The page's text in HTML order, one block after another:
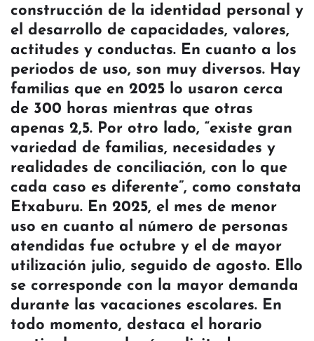
construcción de la identidad personal y
el desarrollo de capacidades, valores,
actitudes y conductas. En cuanto a los
periodos de uso, son muy diversos. Hay
familias que en 2025 lo usaron cerca
de 300 horas mientras que otras
apenas 2,5. Por otro lado, “existe gran
variedad de familias, necesidades y
realidades de conciliación, con lo que
cada caso es diferente”, como constata
Etxaburu. En 2025, el mes de menor
uso en cuanto al número de personas
atendidas fue octubre y el de mayor
utilización julio, seguido de agosto. Ello
se corresponde con la mayor demanda
durante las vacaciones escolares. En
todo momento, destaca el horario